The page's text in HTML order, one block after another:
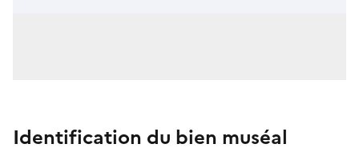
Identification du bien muséal